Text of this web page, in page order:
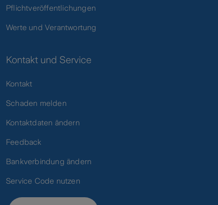
Pflichtveröffentlichungen
Werte und Verantwortung
Kontakt und Service
Kontakt
Schaden melden
Kontaktdaten ändern
Feedback
Bankverbindung ändern
Service Code nutzen